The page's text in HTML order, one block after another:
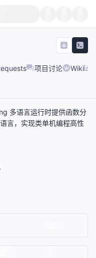
项目讨论 Wiki
多语言运行时提供函数分
言，实现类单机编程高性